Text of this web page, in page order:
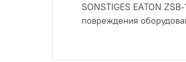
SONSTIGES EATON
повреждения